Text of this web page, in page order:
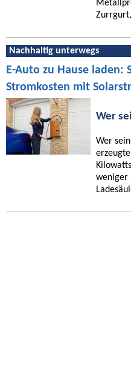
Nachhaltig unterwegs
E-Auto zu Hause laden:
Stromkosten mit
Wer
Wer
weniger